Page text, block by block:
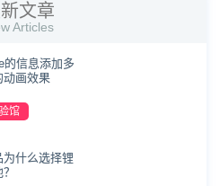
文章
Articles
的信息添加多
动画效果
馆
为什么选择锂